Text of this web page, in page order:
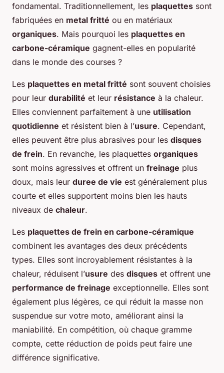
fondamental. Traditionnellement, les plaquettes sont
fabriquées en metal fritté ou en matériaux
organiques. Mais pourquoi les plaquettes en
carbone-céramique gagnent-elles en popularité
dans le monde des courses ?
Les plaquettes en metal fritté sont souvent choisies
pour leur durabilité et leur résistance à la chaleur.
Elles conviennent parfaitement à une utilisation
quotidienne et résistent bien à l’usure. Cependant,
elles peuvent être plus abrasives pour les disques
de frein. En revanche, les plaquettes organiques
sont moins agressives et offrent un freinage plus
doux, mais leur duree de vie est généralement plus
courte et elles supportent moins bien les hauts
niveaux de chaleur.
Les plaquettes de frein en carbone-céramique
combinent les avantages des deux précédents
types. Elles sont incroyablement résistantes à la
chaleur, réduisent l’usure des disques et offrent une
performance de freinage exceptionnelle. Elles sont
également plus légères, ce qui réduit la masse non
suspendue sur votre moto, améliorant ainsi la
maniabilité. En compétition, où chaque gramme
compte, cette réduction de poids peut faire une
différence significative.